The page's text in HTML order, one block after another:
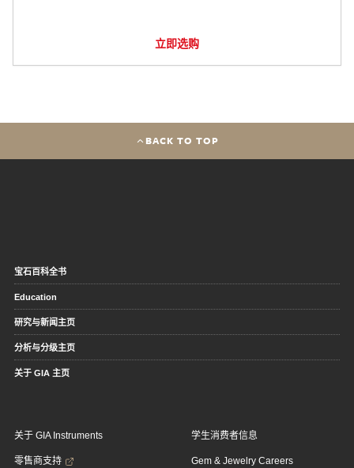
立即选购
BACK TO TOP
宝石百科全书
Education
研究与新闻主页
分析与分级主页
关于 GIA 主页
关于 GIA Instruments
零售商支持
学生消费者信息
Gem & Jewelry Careers